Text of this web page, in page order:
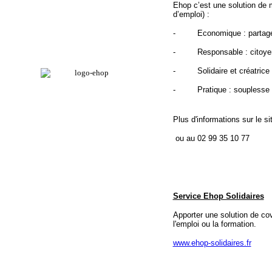
Ehop c’est une solution
d’emploi) :
- Economique : partage
- Responsable : citoyen
- Solidaire et créatrice
- Pratique : souplesse et
Plus d'informations sur le
ou au 02 99 35 10 77
Service Ehop Solidaires
Apporter une solution de
l'emploi ou la formation.
www.ehop-solidaires.fr